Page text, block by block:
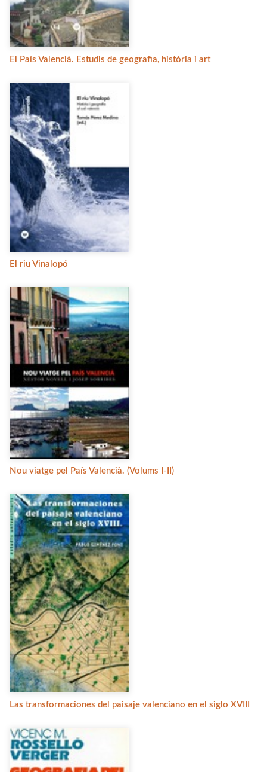
El País Valencià. Estudis de geografia, història i art
El riu Vinalopó
Nou viatge pel País Valencià. (Volums I-II)
Las transformaciones del paisaje valenciano en el siglo XVIII